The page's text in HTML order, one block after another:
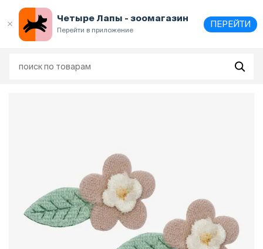
Четыре Лапы - зоомагазин
Перейти в приложение
ПЕРЕЙТИ